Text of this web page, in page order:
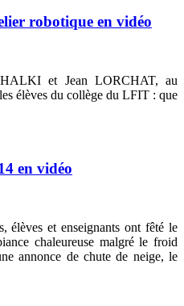
robotique en vidéo
et Jean LORCHAT, au
élèves du collège du LFIT : que
en vidéo
élèves et enseignants ont fêté le
chaleureuse malgré le froid
annonce de chute de neige, le